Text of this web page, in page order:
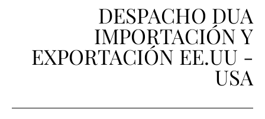
DESPACHO DUA
IMPORTACIÓN Y
EXPORTACIÓN EE.UU -
USA